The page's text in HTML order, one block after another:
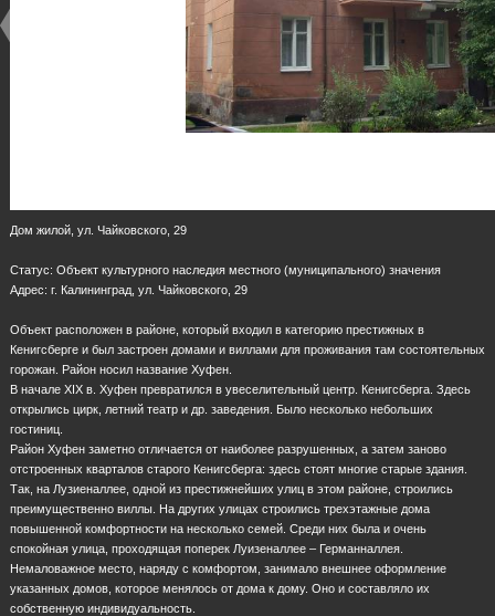
Дом жилой, ул. Чайковского, 29
Статус: Объект культурного наследия местного (муниципального) значения
Адрес: г. Калининград, ул. Чайковского, 29
Объект расположен в районе, который входил в категорию престижных в
Кенигсберге и был застроен домами и виллами для проживания там состоятельных
горожан. Район носил название Хуфен.
В начале XIX в. Хуфен превратился в увеселительный центр. Кенигсберга. Здесь
открылись цирк, летний театр и др. заведения. Было несколько небольших
гостиниц.
Район Хуфен заметно отличается от наиболее разрушенных, а затем заново
отстроенных кварталов старого Кенигсберга: здесь стоят многие старые здания.
Так, на Лузиеналлее, одной из престижнейших улиц в этом районе, строились
преимущественно виллы. На других улицах строились трехэтажные дома
повышенной комфортности на несколько семей. Среди них была и очень
спокойная улица, проходящая поперек Луизеналлее – Германналлея.
Немаловажное место, наряду с комфортом, занимало внешнее оформление
указанных домов, которое менялось от дома к дому. Оно и составляло их
собственную индивидуальность.